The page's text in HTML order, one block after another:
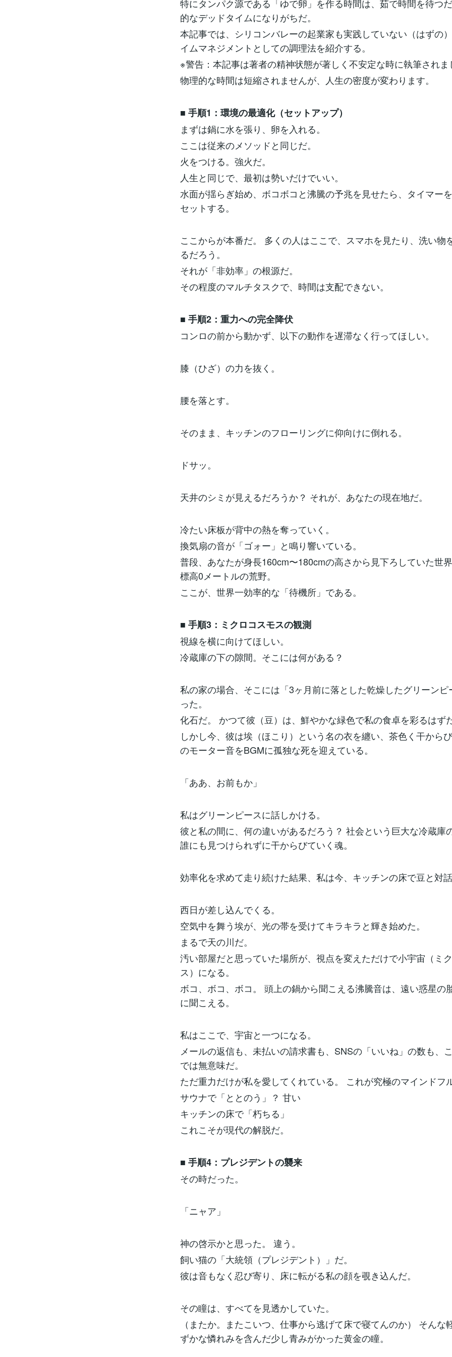
特にタンパク源である「ゆで卵」を作る時間は、茹で時間を待つ
的なデッドタイムになりがちだ。
本記事では、シリコンバレーの起業家も実践していない（はずの
イムマネジメントとしての調理法を紹介する。
※警告：本記事は著者の精神状態が著しく不安定な時に執筆されま
物理的な時間は短縮されませんが、人生の密度が変わります。
■ 手順1：環境の最適化（セットアップ）
まずは鍋に水を張り、卵を入れる。
ここは従来のメソッドと同じだ。
火をつける。強火だ。
人生と同じで、最初は勢いだけでいい。
水面が揺らぎ始め、ボコボコと沸騰の予兆を見せたら、タイマー
セットする。
ここからが本番だ。 多くの人はここで、スマホを見たり、洗い物
るだろう。
それが「非効率」の根源だ。
その程度のマルチタスクで、時間は支配できない。
■ 手順2：重力への完全降伏
コンロの前から動かず、以下の動作を遅滞なく行ってほしい。
膝（ひざ）の力を抜く。
腰を落とす。
そのまま、キッチンのフローリングに仰向けに倒れる。
ドサッ。
天井のシミが見えるだろうか？ それが、あなたの現在地だ。
冷たい床板が背中の熱を奪っていく。
換気扇の音が「ゴォー」と鳴り響いている。
普段、あなたが身長160cm〜180cmの高さから見下ろしていた世界
標高0メートルの荒野。
ここが、世界一効率的な「待機所」である。
■ 手順3：ミクロコスモスの観測
視線を横に向けてほしい。
冷蔵庫の下の隙間。そこには何がある？
私の家の場合、そこには「3ヶ月前に落とした乾燥したグリーンピ
った。
化石だ。 かつて彼（豆）は、鮮やかな緑色で私の食卓を彩るはず
しかし今、彼は埃（ほこり）という名の衣を纏い、茶色く干から
のモーター音をBGMに孤独な死を迎えている。
「ああ、お前もか」
私はグリーンピースに話しかける。
彼と私の間に、何の違いがあるだろう？ 社会という巨大な冷蔵庫
誰にも見つけられずに干からびていく魂。
効率化を求めて走り続けた結果、私は今、キッチンの床で豆と対話
西日が差し込んでくる。
空気中を舞う埃が、光の帯を受けてキラキラと輝き始めた。
まるで天の川だ。
汚い部屋だと思っていた場所が、視点を変えただけで小宇宙（ミ
ス）になる。
ボコ、ボコ、ボコ。 頭上の鍋から聞こえる沸騰音は、遠い惑星の
に聞こえる。
私はここで、宇宙と一つになる。
メールの返信も、未払いの請求書も、SNSの「いいね」の数も、
では無意味だ。
ただ重力だけが私を愛してくれている。 これが究極のマインドフ
サウナで「ととのう」？ 甘い
キッチンの床で「朽ちる」
これこそが現代の解脱だ。
■ 手順4：プレジデントの襲来
その時だった。
「ニャア」
神の啓示かと思った。 違う。
飼い猫の「大統領（プレジデント）」だ。
彼は音もなく忍び寄り、床に転がる私の顔を覗き込んだ。
その瞳は、すべてを見透かしていた。
（またか。またこいつ、仕事から逃げて床で寝てんのか） そんな
ずかな憐れみを含んだ少し青みがかった黄金の瞳。